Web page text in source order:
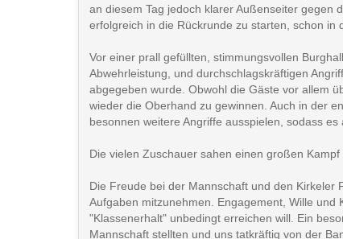
an diesem Tag jedoch klarer Außenseiter gegen
erfolgreich in die Rückrunde zu starten, schon in
Vor einer prall gefüllten, stimmungsvollen
Abwehrleistung, und durchschlagskräftigen
abgegeben wurde. Obwohl die Gäste vor allem
wieder die Oberhand zu gewinnen. Auch in der
besonnen weitere Angriffe ausspielen, sodass
Die vielen Zuschauer sahen einen großen
Die Freude bei der Mannschaft und den Kirkeler
Aufgaben mitzunehmen. Engagement, Wille
"Klassenerhalt" unbedingt erreichen will. Ein
Mannschaft stellten und uns tatkräftig von der